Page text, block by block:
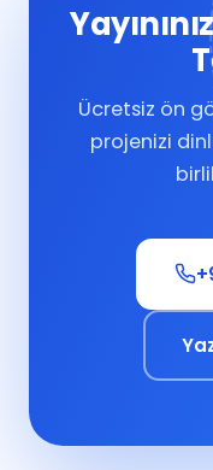
Ücretsiz ön
projenizi